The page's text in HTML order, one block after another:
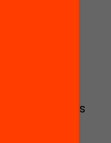
de
seves
que
el curs, més
són